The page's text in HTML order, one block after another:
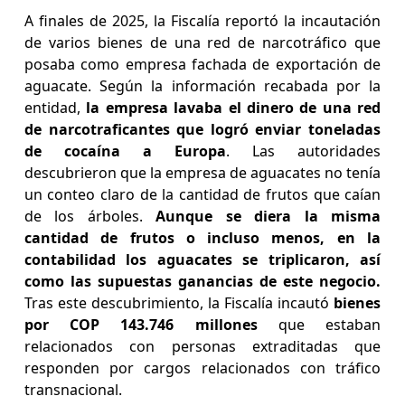
A finales de 2025, la Fiscalía reportó la incautación
de varios bienes de una red de narcotráfico que
posaba como empresa fachada de exportación de
aguacate. Según la información recabada por la
entidad, la empresa lavaba el dinero de una red
de narcotraficantes que logró enviar toneladas
de cocaína a Europa. Las autoridades
descubrieron que la empresa de aguacates no tenía
un conteo claro de la cantidad de frutos que caían
de los árboles.Aunque se diera la misma
cantidad de frutos o incluso menos, en la
contabilidad los aguacates se triplicaron, así
como las supuestas ganancias de este negocio.
Tras este descubrimiento, la Fiscalía incautó bienes
por COP 143.746 millonesque estaban
relacionados con personas extraditadas que
responden por cargos relacionados con tráfico
transnacional.